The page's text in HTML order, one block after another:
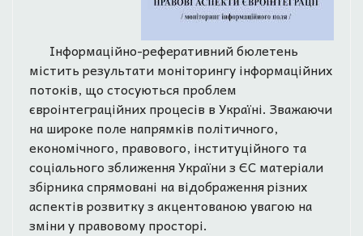
Інформаційно-реферативний бюлетень
містить результати моніторингу інформаційних
потоків, що стосуються проблем
євроінтеграційних процесів в Україні. Зважаючи
на широке поле напрямків політичного,
економічного, правового, інституційного та
соціального зближення України з ЄС матеріали
збірника спрямовані на відображення різних
аспектів розвитку з акцентованою увагою на
зміни у правовому просторі.